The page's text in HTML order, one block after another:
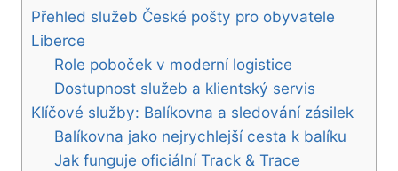
Přehled služeb České pošty pro obyvatele
Liberce
Role poboček v moderní logistice
Dostupnost služeb a klientský servis
Klíčové služby: Balíkovna a sledování zásilek
Balíkovna jako nejrychlejší cesta k balíku
Jak funguje oficiální Track & Trace